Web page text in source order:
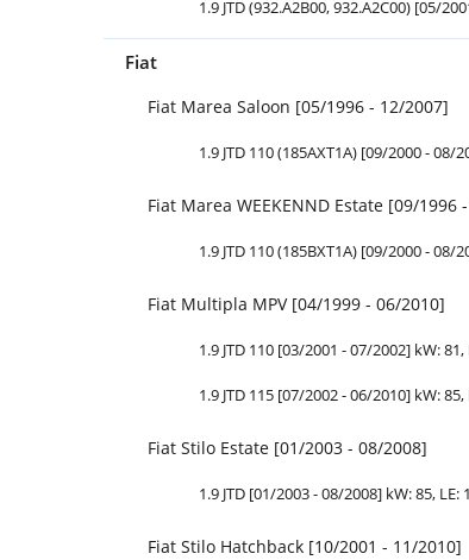
1.9 JTD (932.A2B00, 932.A2C00) [05/
Fiat
Fiat Marea Saloon [05/1996 - 12/2007]
1.9 JTD 110 (185AXT1A) [09/2000 - 08/
Fiat Marea WEEKENND Estate [09/1996
1.9 JTD 110 (185BXT1A) [09/2000 - 08/
Fiat Multipla MPV [04/1999 - 06/2010]
1.9 JTD 110 [03/2001 - 07/2002] kW: 81,
1.9 JTD 115 [07/2002 - 06/2010] kW: 85,
Fiat Stilo Estate [01/2003 - 08/2008]
1.9 JTD [01/2003 - 08/2008] kW: 85, LE:
Fiat Stilo Hatchback [10/2001 - 11/2010]